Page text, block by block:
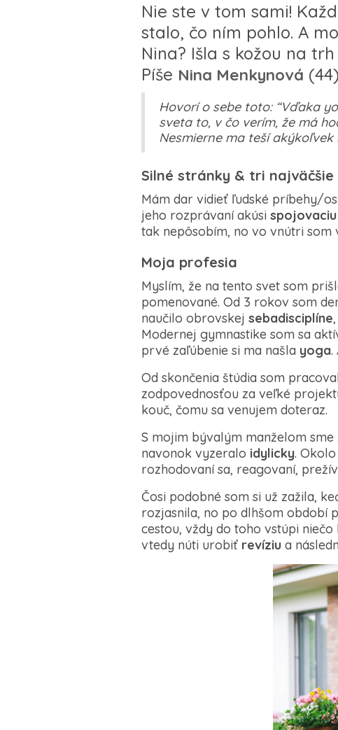
Nie ste v tom sami!
stalo, čo ním pohlo. A
Nina? Išla s kožou na
Píše Nina Menkynová
Hovorí o sebe toto: “Vďaka
sveta to, v čo verím, že má
Nesmierne ma teší
Silné stránky & tri
Mám dar vidieť ľudské príbehy/
jeho rozprávaní akúsi spojovaciu
tak nepôsobím, no vo vnútri som
Moja profesia
Myslím, že na tento svet som
pomenované. Od 3 rokov som
naučilo obrovskej sebadisciplíne
Modernej gymnastike som sa
prvé zaľúbenie si ma našla yoga.
Od skončenia štúdia som
zodpovednosťou za veľké
kouč, čomu sa venujem doteraz.
S mojim bývalým manželom
navonok vyzeralo idylicky.
rozhodovaní sa, reagovaní,
Čosi podobné som si už zažila,
rozjasnila, no po dlhšom období
cestou, vždy do toho vstúpi
vtedy núti urobiť revíziu a